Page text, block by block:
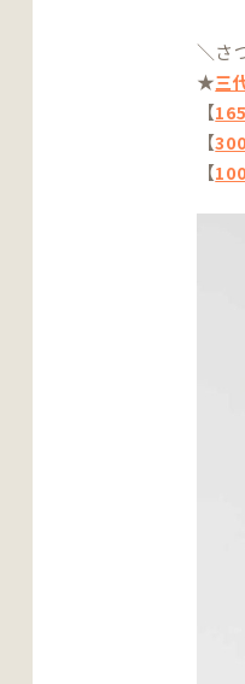
＼さ
★三
【
【
【